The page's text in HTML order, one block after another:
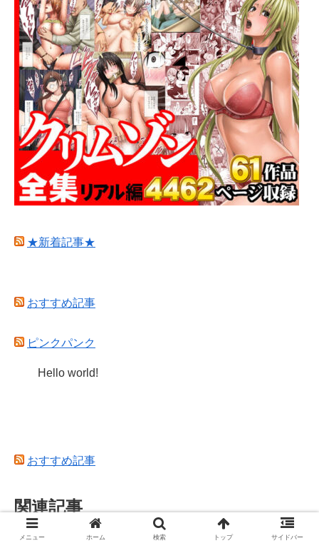
★新着記事★
おすすめ記事
ピンクパンク
Hello world!
おすすめ記事
関連記事
メニュー ホーム 検索 トップ サイドバー